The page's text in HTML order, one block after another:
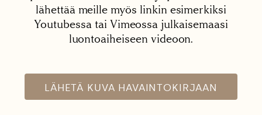
lähettää meille myös linkin esimerkiksi
Youtubessa tai Vimeossa julkaisemaasi
luontoaiheiseen videoon.
LÄHETÄ KUVA HAVAINTOKIRJAAN